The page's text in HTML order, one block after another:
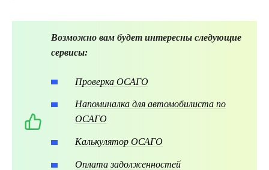
Возможно вам будет интересны следующие
сервисы:
Проверка ОСАГО
Напоминалка для автомобилиста по
ОСАГО
Калькулятор ОСАГО
Оплата задолженностей